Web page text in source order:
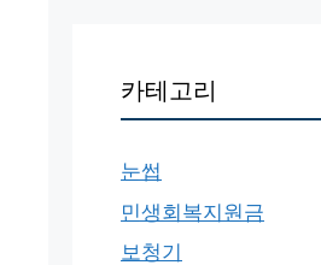
카테고리
눈썹
민생회복지원금
보청기